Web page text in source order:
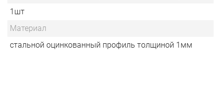
1шт
Материал
стальной оцинкованный профиль толщиной 1мм